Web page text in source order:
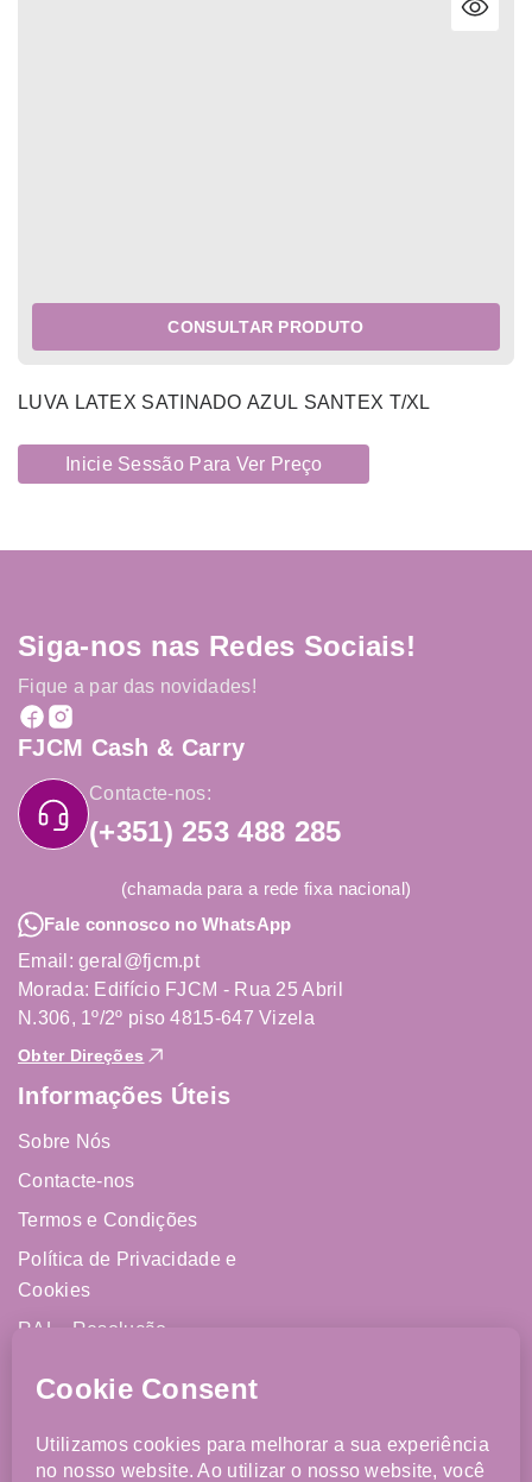
CONSULTAR PRODUTO
LUVA LATEX SATINADO AZUL SANTEX T/XL
Inicie Sessão Para Ver Preço
Siga-nos nas Redes Sociais!
Fique a par das novidades!
FJCM Cash & Carry
Contacte-nos:
(+351) 253 488 285
(chamada para a rede fixa nacional)
Fale connosco no WhatsApp
Email: geral@fjcm.pt
Morada: Edifício FJCM - Rua 25 Abril
N.306, 1º/2º piso 4815-647 Vizela
Obter Direções
Informações Úteis
Sobre Nós
Contacte-nos
Termos e Condições
Política de Privacidade e
Cookies
RAL - Resolução
Livro de Reclamações